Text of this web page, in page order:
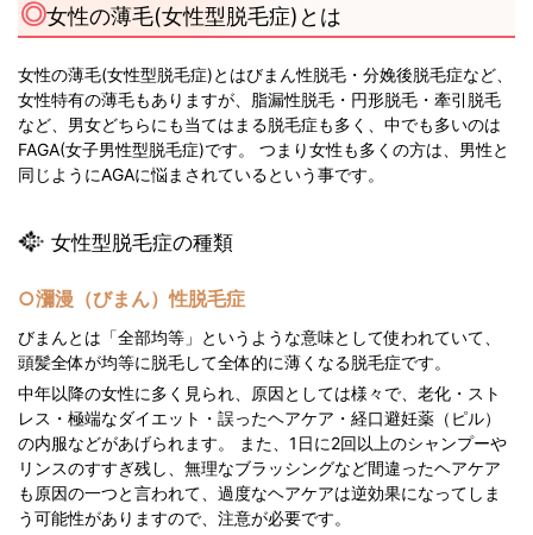
女性の薄毛(女性型脱毛症)とは
女性の薄毛(女性型脱毛症)とはびまん性脱毛・分娩後脱毛症など、
女性特有の薄毛もありますが、脂漏性脱毛・円形脱毛・牽引脱毛
など、男女どちらにも当てはまる脱毛症も多く、中でも多いのは
FAGA(女子男性型脱毛症)です。 つまり女性も多くの方は、男性と
同じようにAGAに悩まされているという事です。
女性型脱毛症の種類
○瀰漫（びまん）性脱毛症
びまんとは「全部均等」というような意味として使われていて、
頭髪全体が均等に脱毛して全体的に薄くなる脱毛症です。
中年以降の女性に多く見られ、原因としては様々で、老化・スト
レス・極端なダイエット・誤ったヘアケア・経口避妊薬（ピル）
の内服などがあげられます。 また、1日に2回以上のシャンプーや
リンスのすすぎ残し、無理なブラッシングなど間違ったヘアケア
も原因の一つと言われて、過度なヘアケアは逆効果になってしま
う可能性がありますので、注意が必要です。